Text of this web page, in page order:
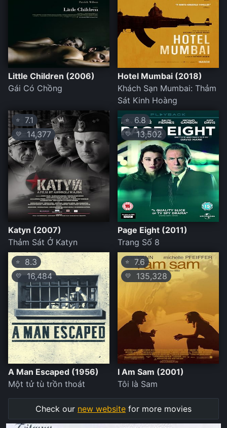
Little Children (2006)
Gái Có Chồng
Hotel Mumbai (2018)
Khách Sạn Mumbai: Thảm
Sát Kinh Hoàng
⭐ 7.1
💛 14,377
Katyn (2007)
Thảm Sát Ở Katyn
⭐ 6.8
💛13,502
Page Eight (2011)
Trang Số 8
⭐ 8.3
💛 16,484
A Man Escaped (1956)
Một tử tù trồn thoát
⭐ 7.6
💛 135,328
I Am Sam (2001)
Tôi là Sam
Check our new website for more movies